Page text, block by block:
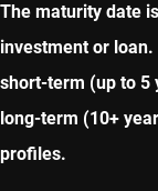
The maturity date
investment or
short-term (up to 5
long-term (10+
profiles.